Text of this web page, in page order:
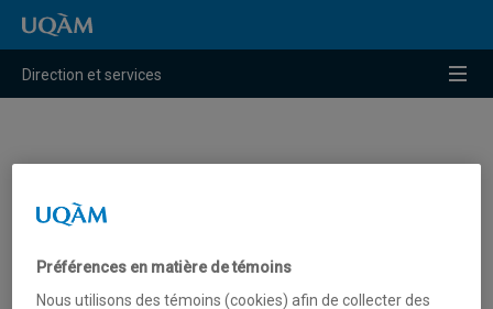
Raccourci vers le contenu
Raccourci vers le menu principal
Raccourci vers la recherche
Direction et services
Organigramme de la direction et des services (version
administrative) Télécharger
Préférences en matière de témoins
Nous utilisons des témoins (cookies) afin de collecter des